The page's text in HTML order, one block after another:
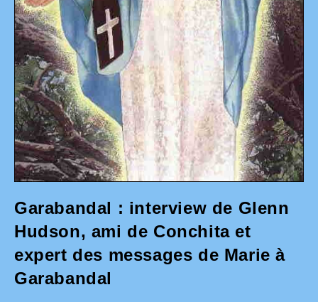
Garabandal : interview de Glenn
Hudson, ami de Conchita et
expert des messages de Marie à
Garabandal